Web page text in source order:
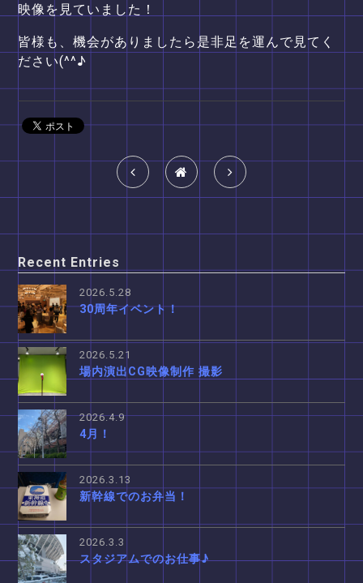
映像を見ていました！
皆様も、機会がありましたら是非足を運んで見てく
ださい(^^♪
Recent Entries
2026.5.28
30周年イベント！
2026.5.21
場内演出CG映像制作 撮影
2026.4.9
4月！
2026.3.13
新幹線でのお弁当！
2026.3.3
スタジアムでのお仕事♪